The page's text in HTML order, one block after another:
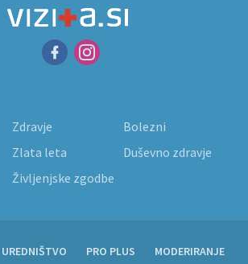
Zdravje
Bolezni
Zlata leta
Duševno zdravje
Življenjske zgodbe
UREDNIŠTVO PRO PLUS MODERIRANJE